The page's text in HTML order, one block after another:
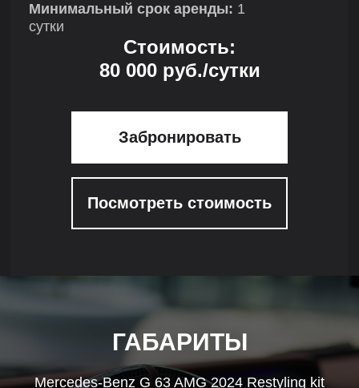
Минимальный срок аренды: 1
сутки
Стоимость:
80 000 руб./сутки
Забронировать
Посмотреть стоимость
ГАБАРИТЫ
Mercedes-Benz G 63 AMG 2024 Restyling kit